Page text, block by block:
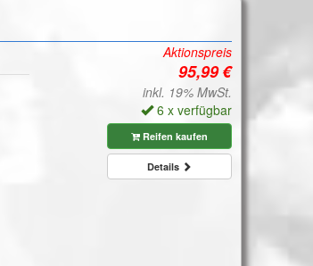
Aktionspreis
inkl. 19% MwSt.
6 x verfügbar
Reifen kaufen
Details